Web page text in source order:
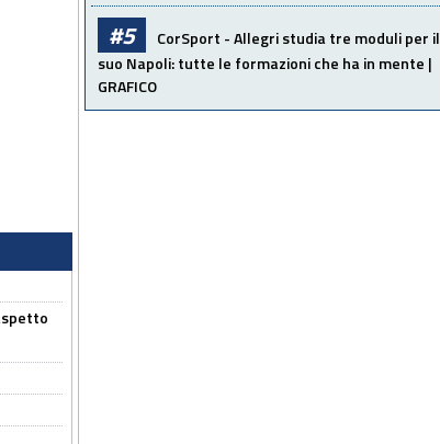
#5
CorSport - Allegri studia tre moduli per il
suo Napoli: tutte le formazioni che ha in mente |
GRAFICO